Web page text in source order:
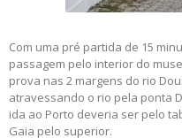
Com uma pré partida de 15
passagem pelo interior do
prova nas 2 margens do rio
atravessando o rio pela ponta
ida ao Porto deveria ser pelo
Gaia pelo superior.